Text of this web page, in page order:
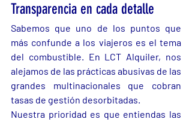
Transparencia en cada detalle
Sabemos que uno de los puntos que
más confunde a los viajeros es el tema
del combustible. En LCT Alquiler, nos
alejamos de las prácticas abusivas de las
grandes multinacionales que cobran
tasas de gestión desorbitadas.
Nuestra prioridad es que entiendas las